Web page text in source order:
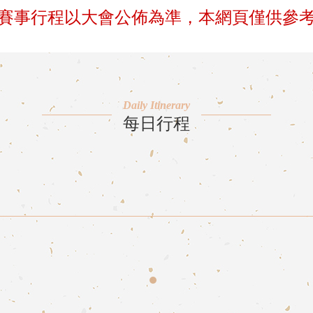
事行程以大會公佈為準，本網頁僅供參
Daily Itinerary
每日行程